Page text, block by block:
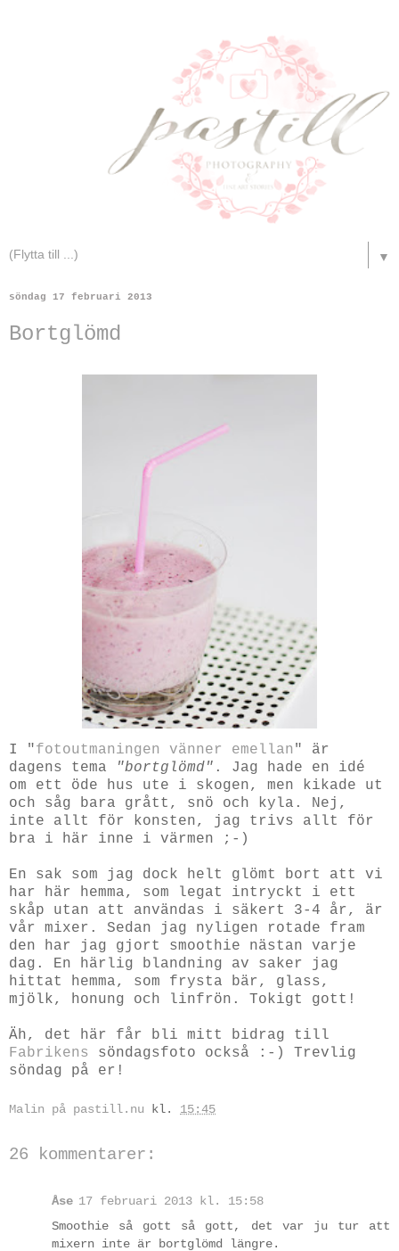
▼
söndag 17 februari 2013
Bortglömd
I "fotoutmaningen vänner emellan " är
dagens tema
"bortglömd" . Jag hade en idé
om ett öde hus ute i skogen, men kikade ut
och såg bara grått, snö och kyla. Nej,
inte allt för konsten, jag trivs allt för
bra i här inne i värmen ;-)
En sak som jag dock helt glömt bort att vi
har här hemma, som legat intryckt i ett
skåp utan att användas i säkert 3-4 år, är
vår mixer. Sedan jag nyligen rotade fram
den har jag gjort smoothie nästan varje
dag. En härlig blandning av saker jag
hittat hemma, som frysta bär, glass,
mjölk, honung och linfrön. Tokigt gott!
Äh, det här får bli mitt bidrag till
Fabrikens
söndagsfoto också :-) Trevlig
söndag på er!
Malin på pastill.nu kl. 15:45
26 kommentarer:
Åse 17 februari 2013 kl. 15:58
Smoothie så gott så gott, det var ju tur att
mixern inte är bortglömd längre.